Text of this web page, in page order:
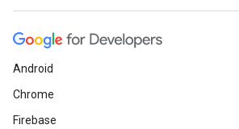
Android
Chrome
Firebase